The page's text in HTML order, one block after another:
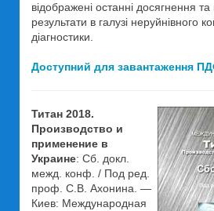
відображені останні досягнення та
результати в галузі неруйнівного
діагностики.
Доступний для завантаження
Титан 2018.
Производство и
применение в
Украине: Сб. докл.
межд. конф. / Под ред.
проф. С.В. Ахонина. —
Киев: Международная